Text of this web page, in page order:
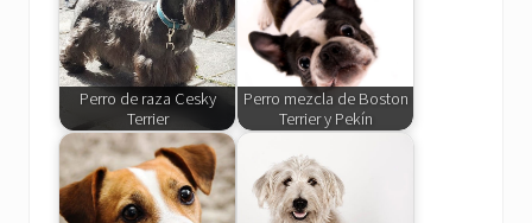
Perro de raza Cesky
Terrier
Perro mezcla de Boston
Terrier y Pekín